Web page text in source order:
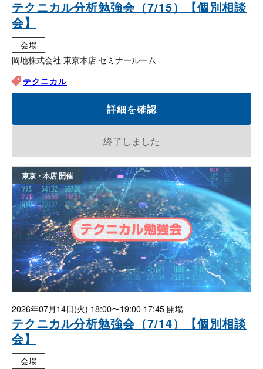
テクニカル分析勉強会（7/15）【個別相談
会】
会場
岡地株式会社 東京本店 セミナールーム
テクニカル
詳細を確認
終了しました
東京・本店
2026年07月14日(火) 18:00〜19:00 17:45
テクニカル分析勉強会（7/14）【個別相談
会】
会場